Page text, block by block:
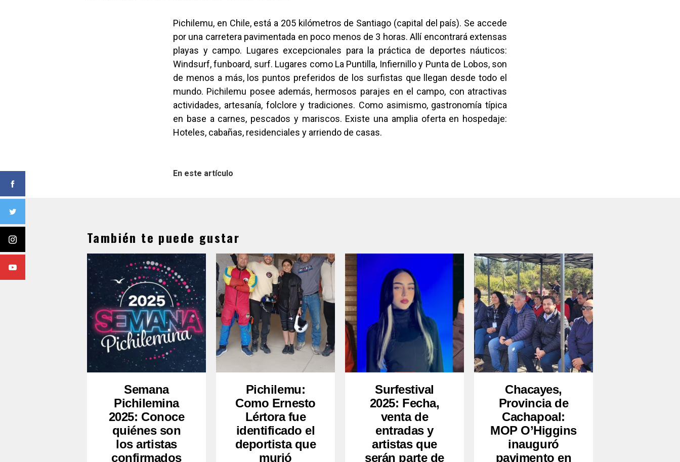
Pichilemu, en Chile, está a 205 kilómetros de Santiago (capital del país). Se accede
por una carretera pavimentada en poco menos de 3 horas. Allí encontrará extensas
playas y campo. Lugares excepcionales para la práctica de deportes náuticos:
Windsurf, funboard, surf. Lugares como La Puntilla, Infiernillo y Punta de Lobos, son
de menos a más, los puntos preferidos de los surfistas que llegan desde todo el
mundo. Pichilemu posee además, hermosos parajes en el campo, con atractivas
actividades, artesanía, folclore y tradiciones. Como asimismo, gastronomía típica
en base a carnes, pescados y mariscos. Existe una amplia oferta en hospedaje:
Hoteles, cabañas, residenciales y arriendo de casas.
En este artículo
También te puede gustar
Semana
Pichilemina
2025: Conoce
quiénes son
los artistas
confirmados
Pichilemu:
Como Ernesto
Lértora fue
identificado el
deportista que
murió
Surfestival
2025: Fecha,
venta de
entradas y
artistas que
serán parte de
Chacayes,
Provincia de
Cachapoal:
MOP O’Higgins
inauguró
pavimento en